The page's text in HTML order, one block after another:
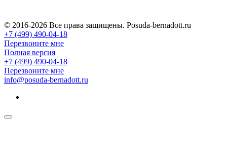
© 2016-2026 Все права защищены. Posuda-bernadott.ru
+7 (499) 490-04-18
Перезвоните мне
Полная версия
+7 (499) 490-04-18
Перезвоните мне
info@posuda-bernadott.ru